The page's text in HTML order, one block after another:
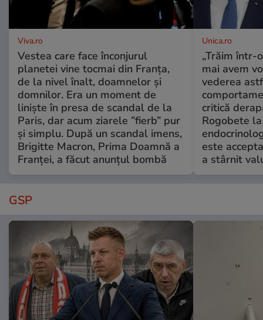
Viva.ro
Vestea care face înconjurul
planetei vine tocmai din Franța,
de la nivel înalt, doamnelor și
domnilor. Era un moment de
liniște în presa de scandal de la
Paris, dar acum ziarele ”fierb” pur
și simplu. După un scandal imens,
Brigitte Macron, Prima Doamnă a
Franței, a făcut anunțul bombă
Unica.ro
„Trăim într-
mai avem
vederea
critică
Rogobete
este
a stârnit
GSP